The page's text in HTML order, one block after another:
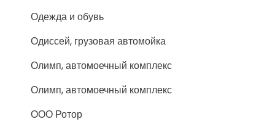
Одежда и обувь
Одиссей, грузовая автомойка
Олимп, автомоечный комплекс
Олимп, автомоечный комплекс
ООО Ротор